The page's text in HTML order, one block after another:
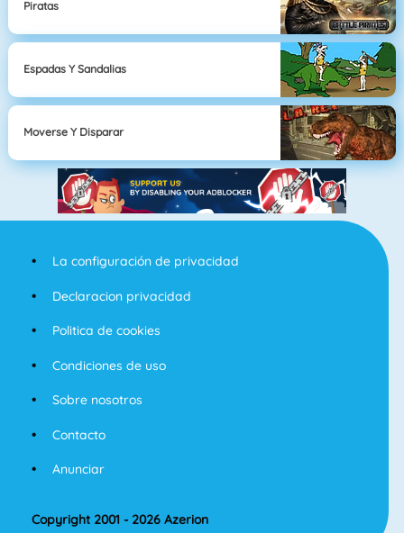
Piratas
Espadas Y Sandalias
Moverse Y Disparar
La configuración de privacidad
Declaracion privacidad
Politica de cookies
Condiciones de uso
Sobre nosotros
Contacto
Anunciar
Copyright 2001 - 2026 Azerion